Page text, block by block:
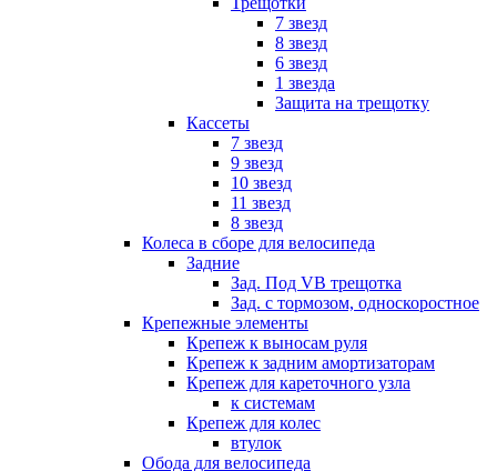
7 звезд
8 звезд
6 звезд
1 звезда
Защита на трещотку
Кассеты
7 звезд
9 звезд
10 звезд
11 звезд
8 звезд
Колеса в сборе для велосипеда
Задние
Зад. Под VB трещотка
Зад. с тормозом, односкоростное
Крепежные элементы
Крепеж к выносам руля
Крепеж к задним амортизаторам
Крепеж для кареточного узла
к системам
Крепеж для колес
втулок
Обода для велосипеда